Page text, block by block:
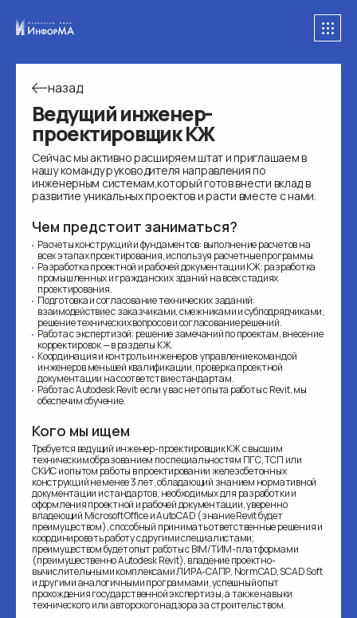
назад
Ведущий инженер-
проектировщик КЖ
Сейчас мы активно расширяем штат и приглашаем в
нашу команду руководителя направления по
инженерным системам,который готов внести вклад в
развитие уникальных проектов и расти вместе с нами.
Чем предстоит заниматься?
Расчеты конструкций и фундаментов: выполнение расчетов на
всех этапах проектирования, используя расчетные программы.
Разработка проектной и рабочей документации КЖ: разработка
промышленных и гражданских зданий на всех стадиях
проектирования.
Подготовка и согласование технических заданий:
взаимодействие с заказчиками, смежниками и субподрядчиками,
решение технических вопросов и согласование решений.
Работа с экспертизой: решение замечаний по проектам, внесение
корректировок — в разделы КЖ.
Координация и контроль инженеров: управление командой
инженеров меньшей квалификации, проверка проектной
документации на соответствие стандартам.
Работа с Autodesk Revit: если у вас нет опыта работы с Revit, мы
обеспечим обучение.
Кого мы ищем
Требуется ведущий инженер-проектировщик КЖ с высшим
техническим образованием по специальностям ПГС, ТСП или
СКИС и опытом работы в проектировании железобетонных
конструкций не менее 3 лет, обладающий знанием нормативной
документации и стандартов, необходимых для разработки и
оформления проектной и рабочей документации, уверенно
владеющий Microsoft Office и AutoCAD (знание Revit будет
преимуществом), способный принимать ответственные решения и
координировать работу с другими специалистами;
преимуществом будет опыт работы с BIM/ТИМ-платформами
(преимущественно Autodesk Revit), владение проектно-
вычислительными комплексами ЛИРА-САПР, NormCAD, SCAD Soft
и другими аналогичными программами, успешный опыт
прохождения государственной экспертизы, а также навыки
технического или авторского надзора за строительством.